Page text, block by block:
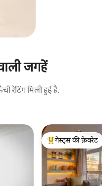
जगहें
रेटिंग मिली हुई है.
गेस्ट्स का टॉप फ़ेवरेट
गेस्ट्स की फ़ेवरेट